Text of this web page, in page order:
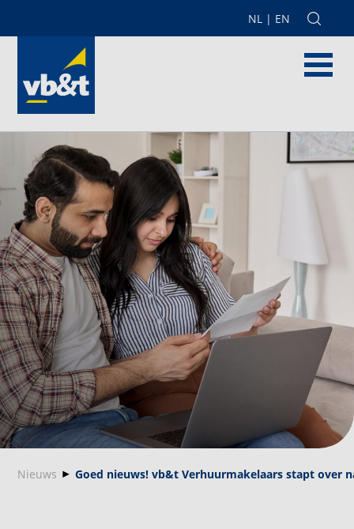
NL | EN
Nieuws Goed nieuws! vb&t Verhuurmakelaars stapt over